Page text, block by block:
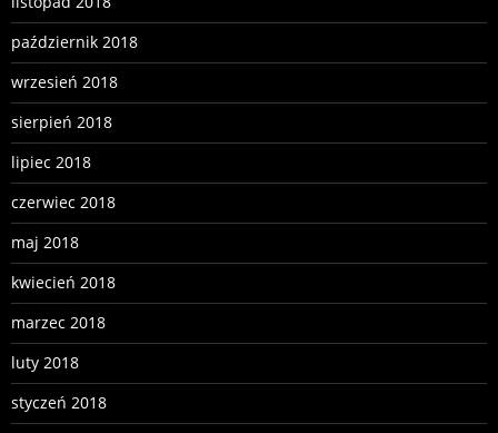
październik 2018
wrzesień 2018
sierpień 2018
lipiec 2018
czerwiec 2018
maj 2018
kwiecień 2018
marzec 2018
luty 2018
styczeń 2018